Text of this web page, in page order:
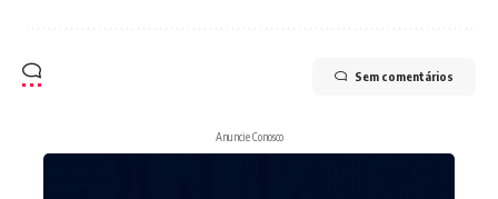
Sem comentários
Anuncie Conosco